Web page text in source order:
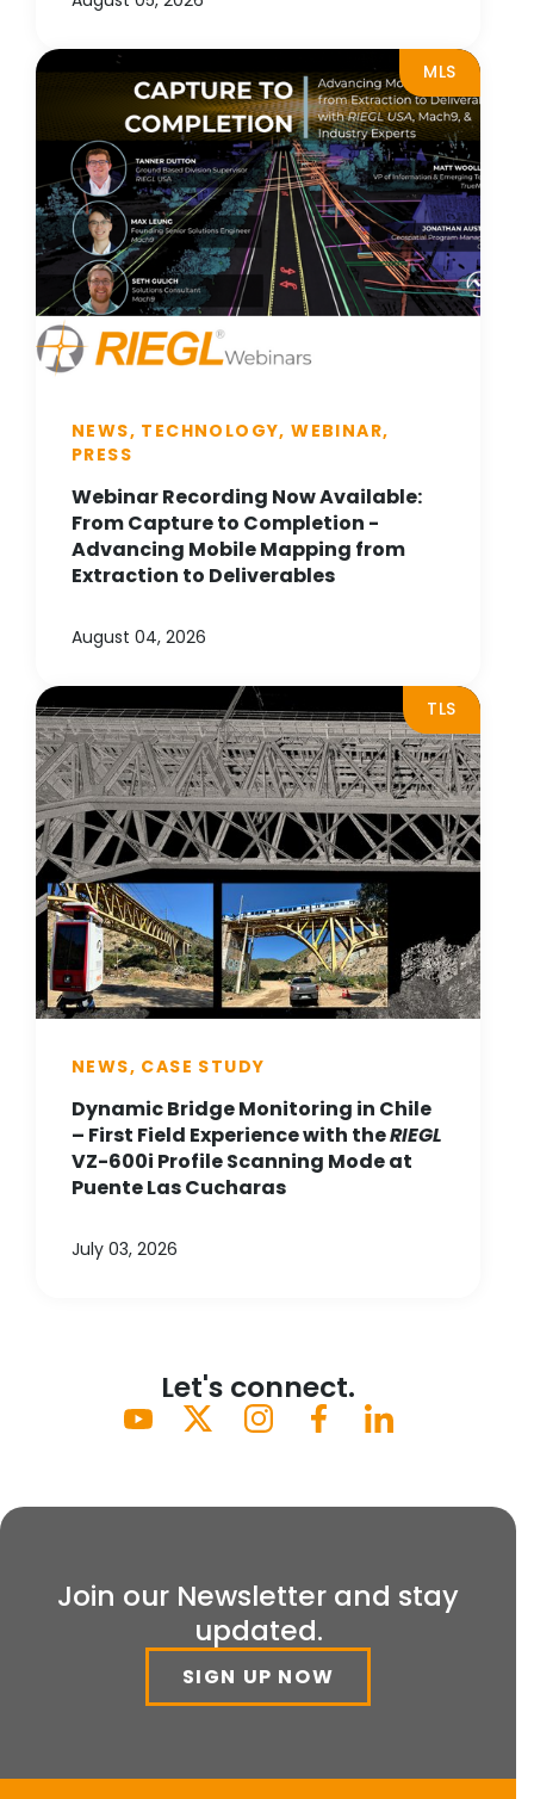
MLS
NEWS, TECHNOLOGY, WEBINAR,
PRESS
Webinar Recording Now Available:
From Capture to Completion -
Advancing Mobile Mapping from
Extraction to Deliverables
August 04, 2026
TLS
NEWS, CASE STUDY
Dynamic Bridge Monitoring in Chile
– First Field Experience with theRIEGL
VZ-600i Profile Scanning Mode at
Puente Las Cucharas
July 03, 2026
Let's connect.
Join our Newsletter and stay
updated.
SIGN UP NOW